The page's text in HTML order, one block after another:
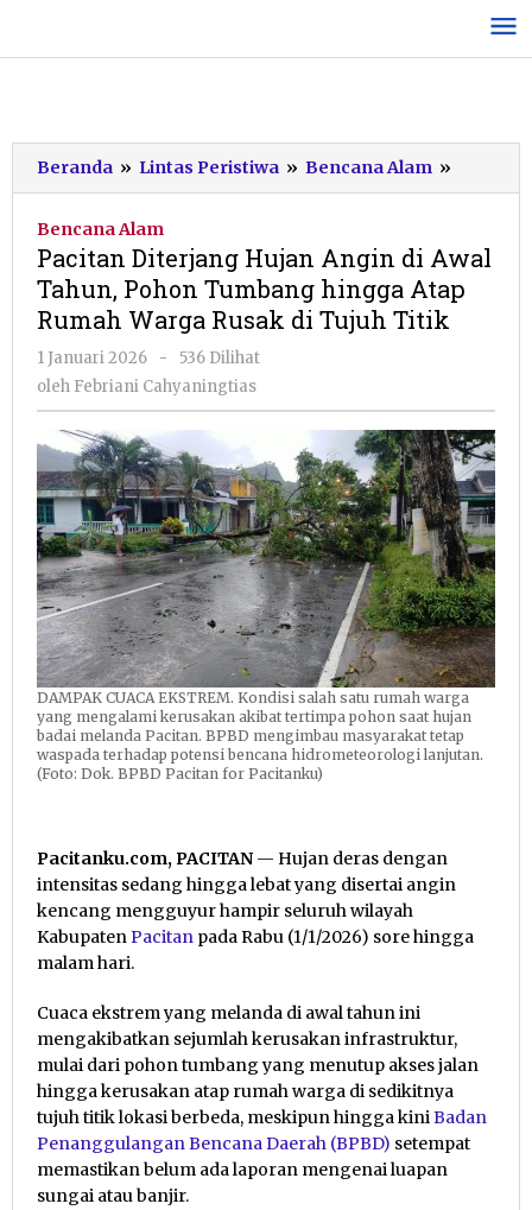
konten
Beranda » Lintas Peristiwa » Bencana Alam »
di
Awal
Atap
Rumah
Warga
Rusak
di
Tujuh
Titik
Bencana Alam
Pacitan Diterjang Hujan Angin di Awal
Tahun, Pohon Tumbang hingga Atap
Rumah Warga Rusak di Tujuh Titik
1 Januari 2026
oleh
Febriani
Cahyaningtias
-
536 Dilihat
oleh Febriani Cahyaningtias
DAMPAK CUACA EKSTREM. Kondisi salah satu rumah warga
yang mengalami kerusakan akibat tertimpa pohon saat hujan
badai melanda Pacitan. BPBD mengimbau masyarakat tetap
waspada terhadap potensi bencana hidrometeorologi lanjutan.
(Foto: Dok. BPBD Pacitan for Pacitanku)
Pacitanku.com, PACITAN — Hujan deras dengan
intensitas sedang hingga lebat yang disertai angin
kencang mengguyur hampir seluruh wilayah
KabupatenPacitan pada Rabu (1/1/2026) sore hingga
malam hari.
Cuaca ekstrem yang melanda di awal tahun ini
mengakibatkan sejumlah kerusakan infrastruktur,
mulai dari pohon tumbang yang menutup akses jalan
hingga kerusakan atap rumah warga di sedikitnya
tujuh titik lokasi berbeda, meskipun hingga kiniBadan
Penanggulangan Bencana Daerah (BPBD) setempat
memastikan belum ada laporan mengenai luapan
sungai atau banjir.